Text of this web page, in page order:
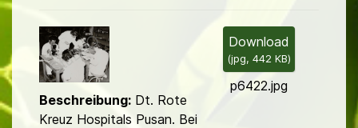
l
d
Download
(jpg, 442 KB)
p6422.jpg
Beschreibung: Dt. Rote
Kreuz Hospitals Pusan. Bei